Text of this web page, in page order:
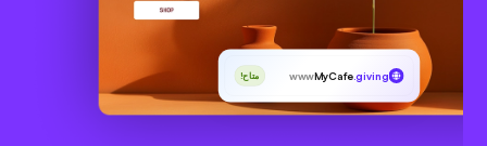
wwwMyCafe.giving متاح!